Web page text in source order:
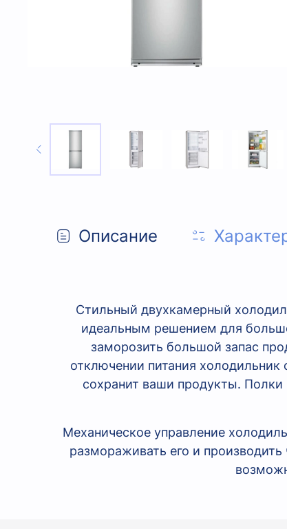
Описание
Стильный двухкамерный
идеальным решением для
заморозить большой запас
отключении питания холодильник
сохранит ваши продукты. Полки
Механическое управление
размораживать его и